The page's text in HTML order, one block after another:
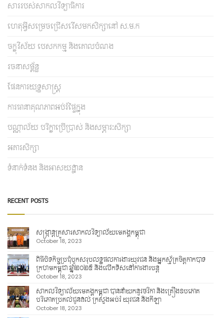
សាររបស់សាកលវិទ្យាធិការ
ហេតុអ្វីសម្រេចជ្រើសរើសមកសិក្សានៅ ស.ម.ក
ចក្ខុវិស័យ បេសកកម្ម និងគោលបំណង
រចនាសម្ព័ន្ធ
ផែនការយុទ្ធសាស្រ្ត
ការធានាគុណភាពអប់រំផ្ទៃក្នុង
បណ្ណាល័យ បរិក្ខាប្រើប្រាស់ និងសម្ភារៈសិក្សា
អគារសិក្សា
ទំនាក់ទំនង និងអាសយដ្ឋាន
RECENT POSTS
សង្ក្រាន្តគ្រួសារសាកលវិទ្យាល័យមេគង្គកម្ពុជា
October 18, 2023
ពិធីបិទកិច្ចប្រជុំបូកសរុបលទ្ធផលការងារយុវជន និងអ្នកស្ម័គ្រចិត្តកាកបាទ
ក្រហមកម្ពុជា ឆ្នាំ២០២៥ និងលើកទិសដៅការងារបន្ត
October 18, 2023
សាកលវិទ្យាល័យមេគង្គកម្ពុជា បាននាំយកនូវថវិកា និងគ្រឿងឧបភោគ
បរិភោគប្រគល់ជូនដល់ ក្រសួងអប់រំ យុវជន និងកីឡា
October 18, 2023